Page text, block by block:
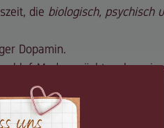
die biologisch, psychisch
Dopamin.
Modus möchte, aber
Dauer-Alert.